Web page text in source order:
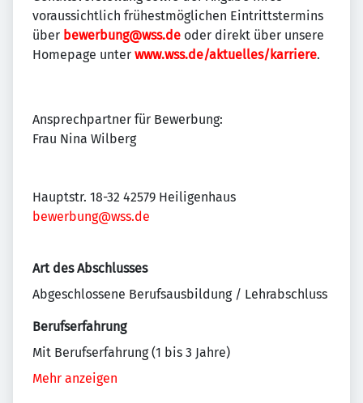
voraussichtlich frühestmöglichen Eintrittstermins
über bewerbung@wss.de oder direkt über unsere
Homepage unter www.wss.de/aktuelles/karriere.
Ansprechpartner für Bewerbung:
Frau Nina Wilberg
Hauptstr. 18-32 42579 Heiligenhaus
bewerbung@wss.de
Art des Abschlusses
Abgeschlossene Berufsausbildung / Lehrabschluss
Berufserfahrung
Mit Berufserfahrung (1 bis 3 Jahre)
Mehr anzeigen